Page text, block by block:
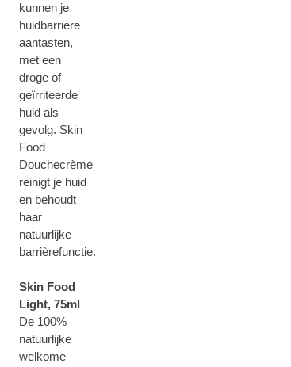
kunnen je
huidbarrière
aantasten,
met een
droge of
geïrriteerde
huid als
gevolg. Skin
Food
Douchecrème
reinigt je huid
en behoudt
haar
natuurlijke
barrièrefunctie.
Skin Food
Light, 75ml
De 100%
natuurlijke
welkome